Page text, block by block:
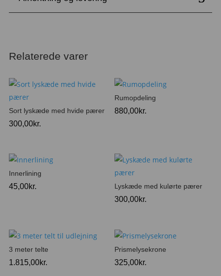
Relaterede varer
Sort lyskæde med hvide pærer
300,00kr.
Rumopdeling
880,00kr.
Innerlining
45,00kr. Lyskæde med kulørte pærer
300,00kr.
3 meter telte
1.815,00kr.
Prismelysekrone
325,00kr.